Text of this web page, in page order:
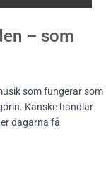
– som
som fungerar som
Kanske handlar
dagarna få